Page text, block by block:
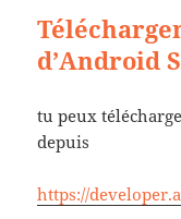
d’Android
tu peux
depuis
https://